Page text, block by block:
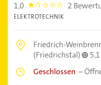
1,0 1.0 2
ELEKTROTECHNIK
Friedrich-
(Friedrichstal)
Geschlossen –